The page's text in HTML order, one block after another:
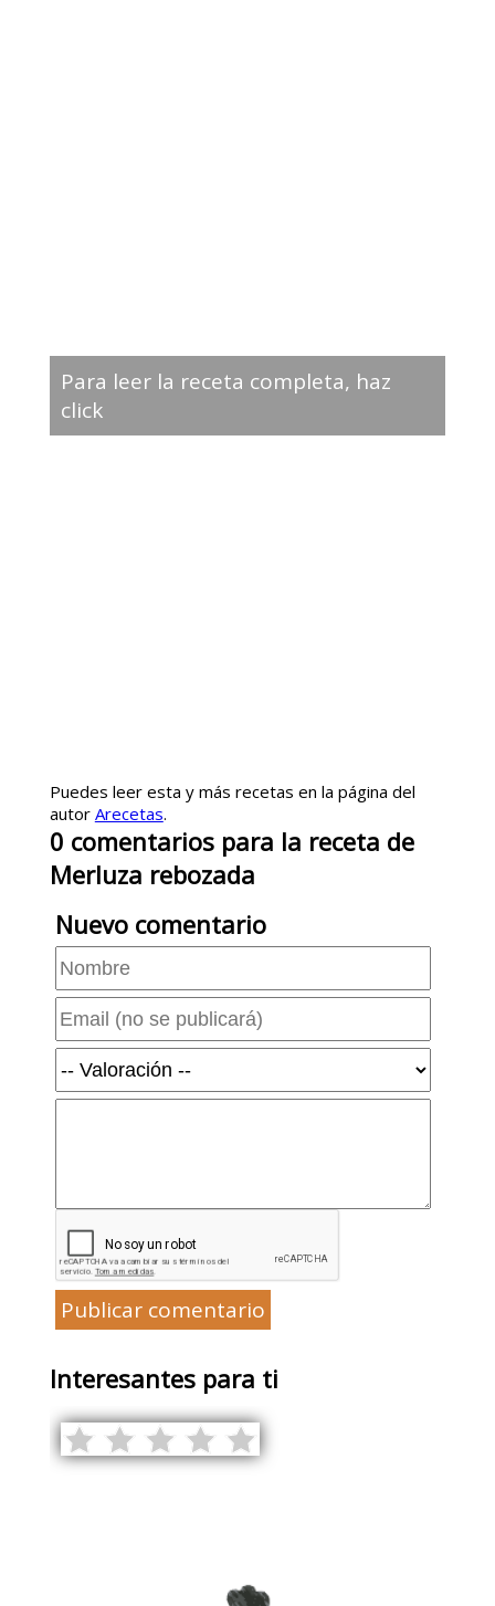
Para leer la receta completa, haz
click
Puedes leer esta y más recetas en la página del
autor Arecetas.
0 comentariospara la receta de
Merluza rebozada
Nuevo comentario
Publicar comentario
Interesantes para ti